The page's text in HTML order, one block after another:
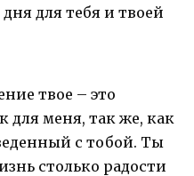
для тебя и твоей
твое – это
для меня, так же, как
с тобой. Ты
столько радости